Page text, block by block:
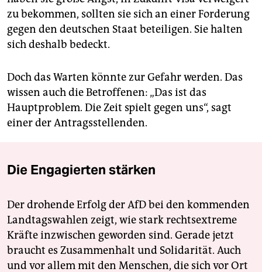
zu bekommen, sollten sie sich an einer Forderung
gegen den deutschen Staat beteiligen. Sie halten
sich deshalb bedeckt.
Doch das Warten könnte zur Gefahr werden. Das
wissen auch die Betroffenen: „Das ist das
Hauptproblem. Die Zeit spielt gegen uns“, sagt
einer der Antragsstellenden.
Die Engagierten stärken
Der drohende Erfolg der AfD bei den kommenden
Landtagswahlen zeigt, wie stark rechtsextreme
Kräfte inzwischen geworden sind. Gerade jetzt
braucht es Zusammenhalt und Solidarität. Auch
und vor allem mit den Menschen, die sich vor Ort